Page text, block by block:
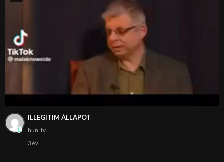
ILLEGITIM ÁLLAPOT
hun_tv
3 év